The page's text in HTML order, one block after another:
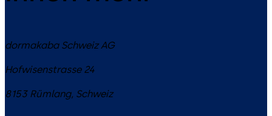
dormakaba Schweiz AG
Hofwisenstrasse 24
8153 Rümlang, Schweiz